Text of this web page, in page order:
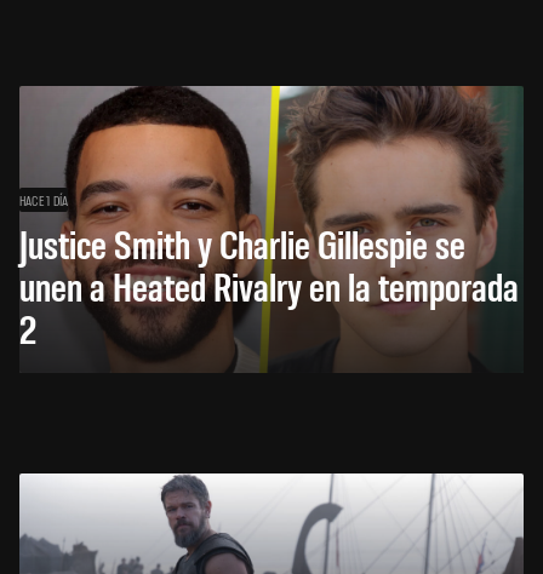
HACE 1 DÍA
Justice Smith y Charlie Gillespie se
unen a Heated Rivalry en la temporada
2